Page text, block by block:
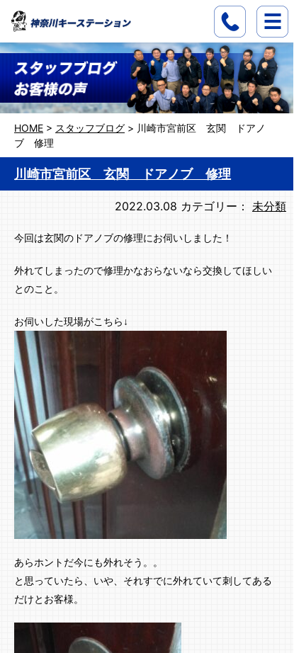
HOME > スタッフブログ > 川崎市宮前区 玄関 ドアノ
ブ 修理
川崎市宮前区 玄関 ドアノブ 修理
2022.03.08 カテゴリー： 未分類
今回は玄関のドアノブの修理にお伺いしました！
外れてしまったので修理かなおらないなら交換してほしい
とのこと。
お伺いした現場がこちら↓
あらホントだ今にも外れそう。。
と思っていたら、いや、それすでに外れていて刺してある
だけとお客様。